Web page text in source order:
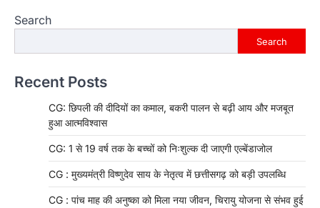
Search
Search
Recent Posts
CG: छिपली की दीदियों का कमाल, बकरी पालन से बढ़ी आय और मजबूत
हुआ आत्मविश्वास
CG: 1 से 19 वर्ष तक के बच्चों को निःशुल्क दी जाएगी एल्बेंडाजोल
CG : मुख्यमंत्री विष्णुदेव साय के नेतृत्व में छत्तीसगढ़ को बड़ी उपलब्धि
CG : पांच माह की अनुष्का को मिला नया जीवन, चिरायु योजना से संभव हुई